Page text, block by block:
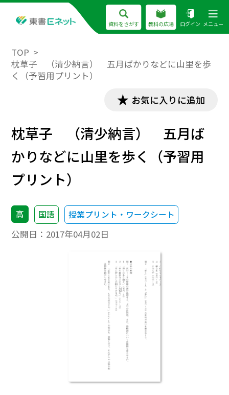
資料をさがす 教科の広場 ログイン メニュー
TOP
枕草子 （清少納言） 五月ばかりなどに山里を歩
く（予習用プリント）
お気に入りに追加
枕草子 （清少納言） 五月ば
かりなどに山里を歩く（予習用
プリント）
高 国語 授業プリント・ワークシート
公開日： 2017年04月02日